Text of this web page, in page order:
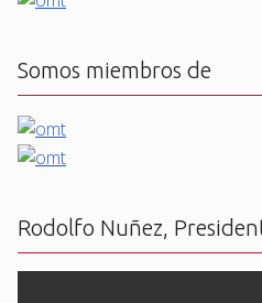
Somos miembros de
Rodolfo Nuñez,